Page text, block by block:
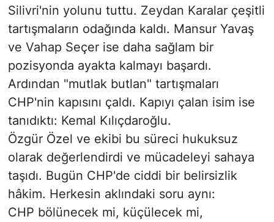
Silivri'nin yolunu tuttu. Zeydan Karalar çeşitli
tartışmaların odağında kaldı. Mansur Yavaş
ve Vahap Seçer ise daha sağlam bir
pozisyonda ayakta kalmayı başardı.
Ardından "mutlak butlan" tartışmaları
CHP'nin kapısını çaldı. Kapıyı çalan isim ise
tanıdıktı: Kemal Kılıçdaroğlu.
Özgür Özel ve ekibi bu süreci hukuksuz
olarak değerlendirdi ve mücadeleyi sahaya
taşıdı. Bugün CHP'de ciddi bir belirsizlik
hâkim. Herkesin aklındaki soru aynı:
CHP bölünecek mi, küçülecek mi,